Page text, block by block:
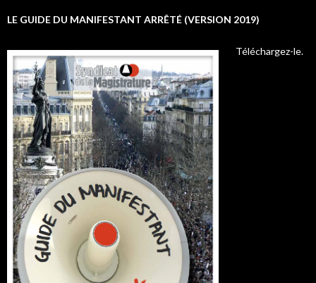
LE GUIDE DU MANIFESTANT ARRÊTÉ (VERSION 2019)
Téléchargez-le.